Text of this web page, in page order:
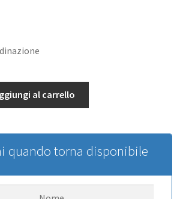
al carrello
quando torna disponibile